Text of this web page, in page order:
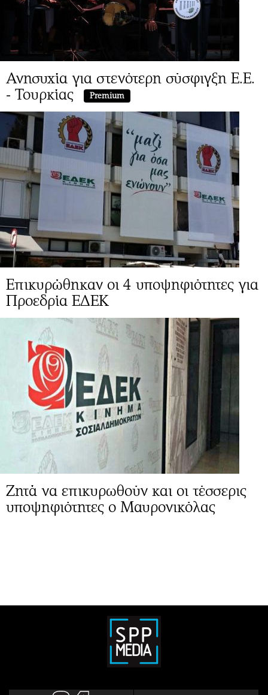
Ανησυχία για στενότερη σύσφιγξη Ε.Ε.
- Τουρκίας
Premium
Επικυρώθηκαν οι 4 υποψηφιότητες για
Προεδρία ΕΔΕΚ
Ζητά να επικυρωθούν και οι τέσσερις
υποψηφιότητες ο Μαυρονικόλας